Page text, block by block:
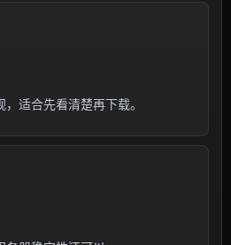
适合先看清楚再下载。